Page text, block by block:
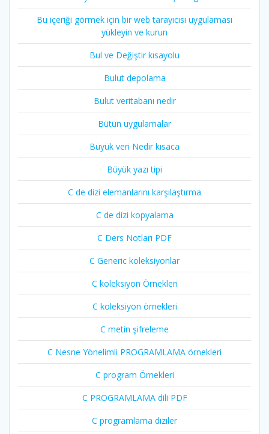
Bu içeriği görmek için bir web tarayıcısı uygulaması
yükleyin ve kurun
Bul ve Değiştir kısayolu
Bulut depolama
Bulut veritabanı nedir
Bütün uygulamalar
Büyük veri Nedir kısaca
Büyük yazı tipi
C de dizi elemanlarını karşılaştırma
C de dizi kopyalama
C Ders Notları PDF
C Generic koleksiyonlar
C koleksiyon Örnekleri
C koleksiyon örnekleri
C metin şifreleme
C Nesne Yönelimli PROGRAMLAMA örnekleri
C program Örnekleri
C PROGRAMLAMA dili PDF
C programlama diziler